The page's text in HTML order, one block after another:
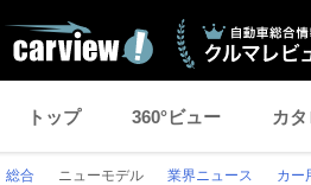
トップ 360°ビュー カ
総合 ニューモデル 業界ニュース カー